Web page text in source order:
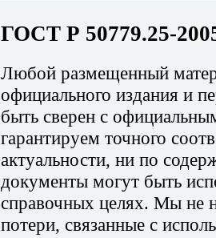
ГОСТ Р 50779.25-
Любой размещенный
официального издания и
быть сверен с
гарантируем точного
актуальности, ни по
документы могут быть
справочных целях. Мы не
потери, связанные с